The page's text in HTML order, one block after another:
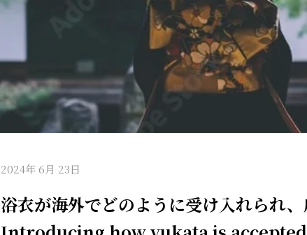
2024年 6月 23日
浴衣が海外でどのように受け入れられ